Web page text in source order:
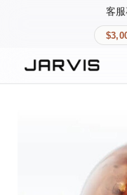
客
快速連結
登入後可查看訂單、會員